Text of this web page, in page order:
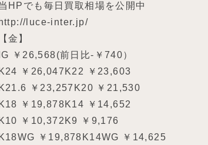
HPでも毎日買取相場を公開中
http://luce-inter.jp/
【金】
IG ￥26,568(前日比-￥740）
K24 ￥26,047K22 ￥23,603
K21.6 ￥23,257K20 ￥21,530
K18 ￥19,878K14 ￥14,652
K10 ￥10,372K9 ￥9,176
K18WG ￥19,878K14WG ￥14,625